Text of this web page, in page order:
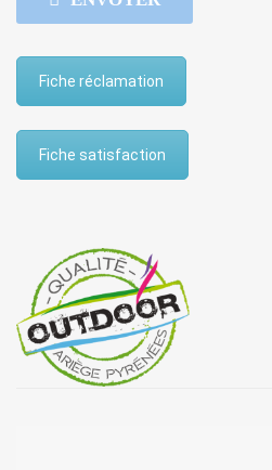
Fiche réclamation
Fiche satisfaction